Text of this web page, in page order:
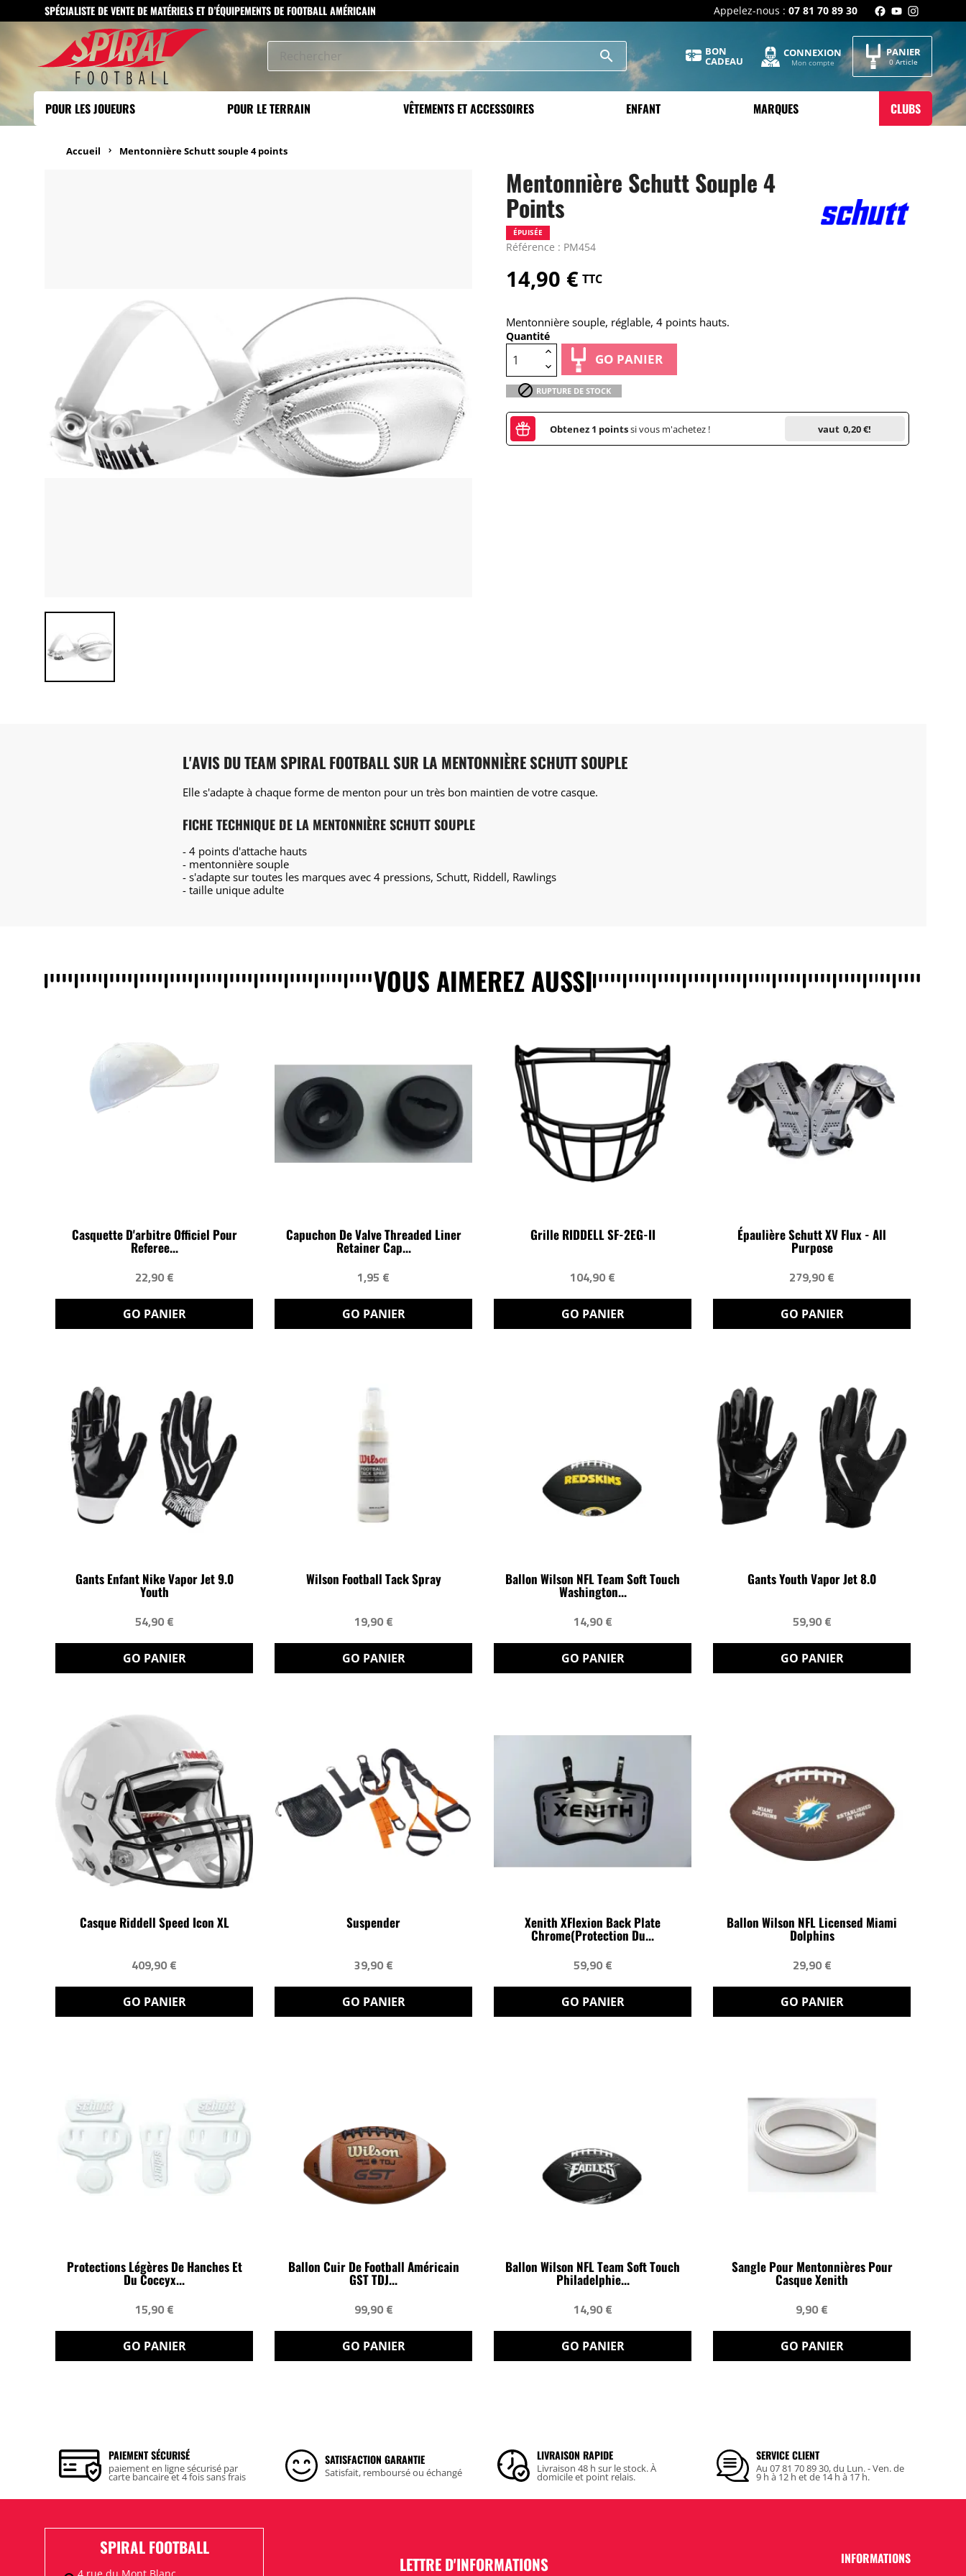
SPÉCIALISTE DE VENTE DE MATÉRIELS ET D’ÉQUIPEMENTS DE FOOTBALL AMÉRICAIN Appelez-nous : 07 81 70 89 30
search BON
CADEAU
CONNEXION
Mon compte
PANIER
0 Article
POUR LES JOUEURS POUR LE TERRAIN VÊTEMENTS ET ACCESSOIRES ENFANT MARQUES CLUBS
Accueil Mentonnière Schutt souple 4 points
Mentonnière Schutt Souple 4
Points
Référence : PM454
ÉPUISÉE
14,90 € TTC
Mentonnière souple, réglable, 4 points hauts.
Quantité
GO PANIER
 RUPTURE DE STOCK
Obtenez 1 pointssi vous m'achetez ! vaut 0,20 €!
L'AVIS DU TEAM SPIRAL FOOTBALL SUR LA MENTONNIÈRE SCHUTT SOUPLE
Elle s'adapte à chaque forme de menton pour un très bon maintien de votre casque.
FICHE TECHNIQUE DE LA MENTONNIÈRE SCHUTT SOUPLE
- 4 points d'attache hauts
- mentonnière souple
- s'adapte sur toutes les marques avec 4 pressions, Schutt, Riddell, Rawlings
- taille unique adulte
VOUS AIMEREZ AUSSI
Casquette D'arbitre Officiel Pour
Referee...
22,90 €
GO PANIER
Capuchon De Valve Threaded Liner
Retainer Cap...
1,95 €
GO PANIER
Grille RIDDELL SF-2EG-II
104,90 €
GO PANIER
Épaulière Schutt XV Flux - All
Purpose
279,90 €
GO PANIER
Gants Enfant Nike Vapor Jet 9.0
Youth
54,90 €
GO PANIER
Wilson Football Tack Spray
19,90 €
GO PANIER
Ballon Wilson NFL Team Soft Touch
Washington...
14,90 €
GO PANIER
Gants Youth Vapor Jet 8.0
59,90 €
GO PANIER
Casque Riddell Speed Icon XL
409,90 €
GO PANIER
Suspender
39,90 €
GO PANIER
Xenith XFlexion Back Plate
Chrome(protection Du...
59,90 €
GO PANIER
Ballon Wilson NFL Licensed Miami
Dolphins
29,90 €
GO PANIER
Protections Légères De Hanches Et
Du Coccyx...
15,90 €
GO PANIER
Ballon Cuir De Football Américain
GST TDJ...
99,90 €
GO PANIER
Ballon Wilson NFL Team Soft Touch
Philadelphie...
14,90 €
GO PANIER
Sangle Pour Mentonnières Pour
Casque Xenith
9,90 €
GO PANIER
PAIEMENT SÉCURISÉ
paiement en ligne sécurisé par
carte bancaire et 4 fois sans frais
SATISFACTION GARANTIE
Satisfait, remboursé ou échangé
LIVRAISON RAPIDE
Livraison 48 h sur le stock. À
domicile et point relais.
SERVICE CLIENT
Au 07 81 70 89 30, du Lun. - Ven. de
9 h à 12 h et de 14 h à 17 h.
SPIRAL FOOTBALL
4 rue du Mont Blanc,
INFORMATIONS
LETTRE D'INFORMATIONS